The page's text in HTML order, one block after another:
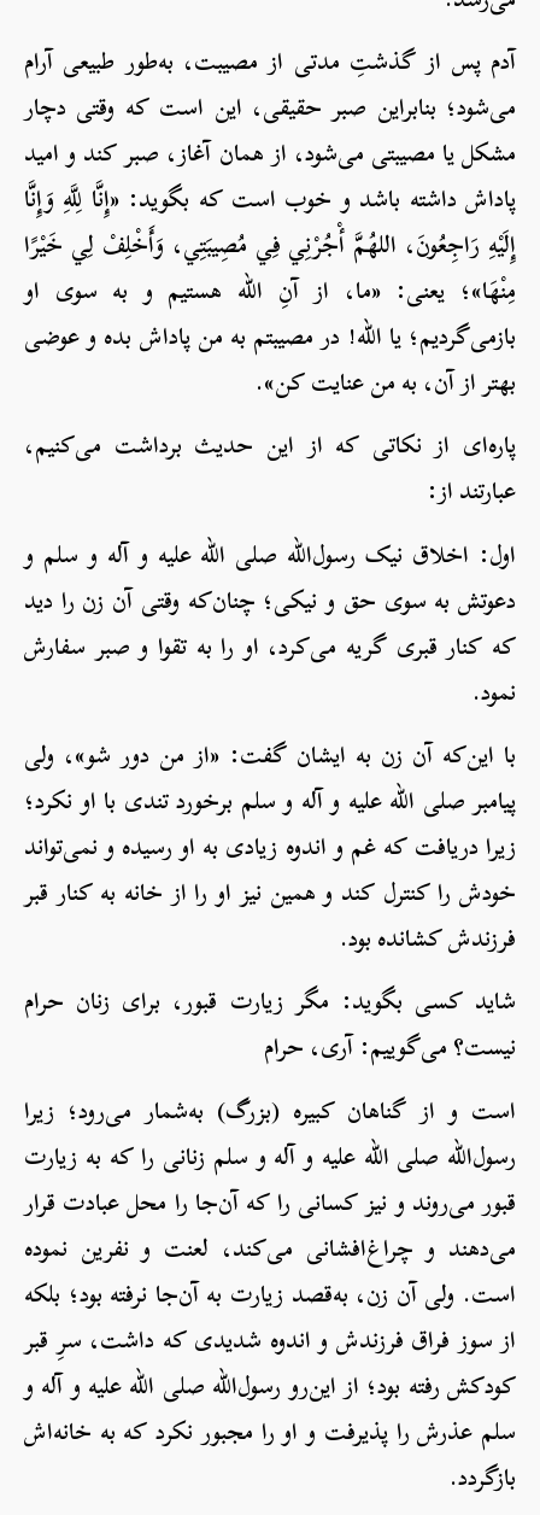
آدم پس از گذشتِ‌ مدتی از مصیبت، به‌طور طبیعی آرام
می‌شود؛ بنابراین صبر حقیقی، این است که وقتی دچار
مشکل یا مصیبتی می‌شود، از همان آغاز، صبر کند و امید
پاداش داشته باشد و خوب‌ است که بگوید: «إِنَّا لِلَّهِ وَإِنَّا
إِلَيْهِ رَاجِعُونَ، اللهُمَّ أْجُرْنِي فِي مُصِيبَتِي، وَأَخْلِفْ لِي خَيْرًا
مِنْهَا»؛ یعنی: «ما، از آنِ الله هستیم و به سوی او
بازمی‌گردیم؛ یا الله! در مصیبتم به من پاداش بده و عوضی
بهتر از آن، به من عنایت کن».
پاره‌ای از نکاتی که از این حدیث برداشت می‌کنیم،
عبارتند از:
اول: اخلاق نیک رسول‌الله صلی الله علیه و آله و سلم و
دعوتش به سوی حق و نیکی؛ چنان‌که وقتی آن زن را دید
که کنار قبری گریه می‌کرد، او را به تقوا و صبر سفارش
نمود.
با این‌که آن زن به ايشان گفت: «از من دور شو»، ولی
پیامبر صلی الله علیه و آله و سلم برخورد تندی با او نکرد؛
زیرا دریافت که غم و اندوه زیادی به او رسیده و نمی‌تواند
خودش را کنترل کند و همین نیز او را از خانه به کنار قبر
فرزندش کشانده بود.
شاید کسی بگوید: مگر زیارت قبور، برای زنان حرام
نیست؟ می‌گوییم: آری، حرام
است و از گناهان کبیره (بزرگ) به‌شمار می‌رود؛ زیرا
رسول‌الله صلی الله علیه و آله و سلم زنانی را که به زیارت
قبور می‌روند و نیز کسانی را که آن‌جا را محل عبادت قرار
می‌دهند و چراغ‌افشانی می‌کند، لعنت و نفرین نموده
است. ولی آن زن، به‌قصد زیارت به آن‌جا نرفته بود؛ بلکه
از سوز فراق فرزندش و اندوه شدیدی که داشت، سرِ قبر
کودکش رفته بود؛ از این‌رو رسول‌الله صلی الله علیه و آله و
سلم عذرش را پذیرفت و او را مجبور نکرد که به خانه‌اش
بازگردد.